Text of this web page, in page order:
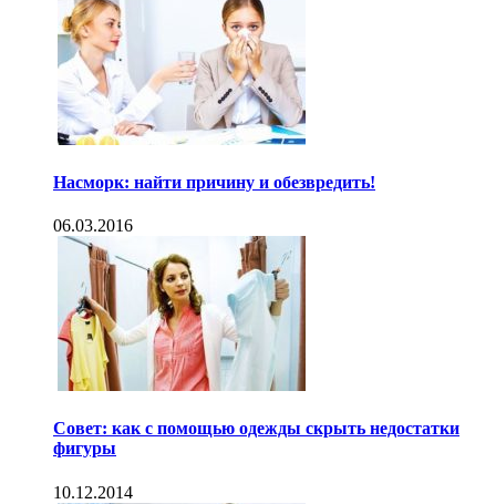
Насморк: найти причину и обезвредить!
06.03.2016
Совет: как с помощью одежды скрыть недостатки
фигуры
10.12.2014